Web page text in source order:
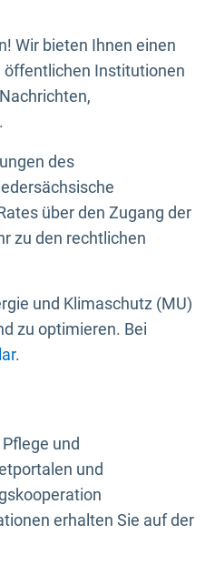
Wir bieten Ihnen einen
Institutionen
des
über den Zugang der
zu den rechtlichen
und Klimaschutz (MU)
zu optimieren. Bei
.
und
und
erhalten Sie auf der